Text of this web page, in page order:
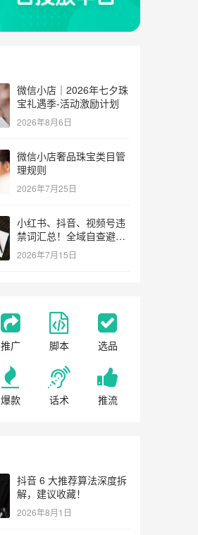
微信小店｜2026年七夕珠
宝礼遇季-活动激励计划
2026年8月6日
微信小店奢品珠宝类目管
理规则
2026年7月25日
小红书、抖音、视频号违
禁词汇总！全域自查避坑
指南
2026年7月15日
推广 脚本 选品
爆款 话术 推流
抖音 6 大推荐算法深度拆
解，建议收藏！
2026年8月1日